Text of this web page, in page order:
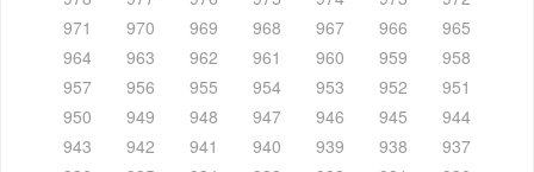
971
970 969 968 967 966
965
964
963 962 961 960 959
958
957
956 955 954 953 952
951
950
949 948 947 946 945
944
943
942 941 940 939 938
937